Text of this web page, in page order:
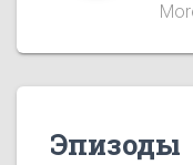
Эпизоды